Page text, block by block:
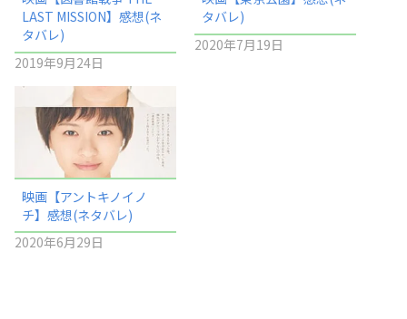
LAST MISSION】感想(ネ
タバレ)
2019年9月24日
タバレ)
2020年7月19日
映画【アントキノイノ
チ】感想(ネタバレ)
2020年6月29日